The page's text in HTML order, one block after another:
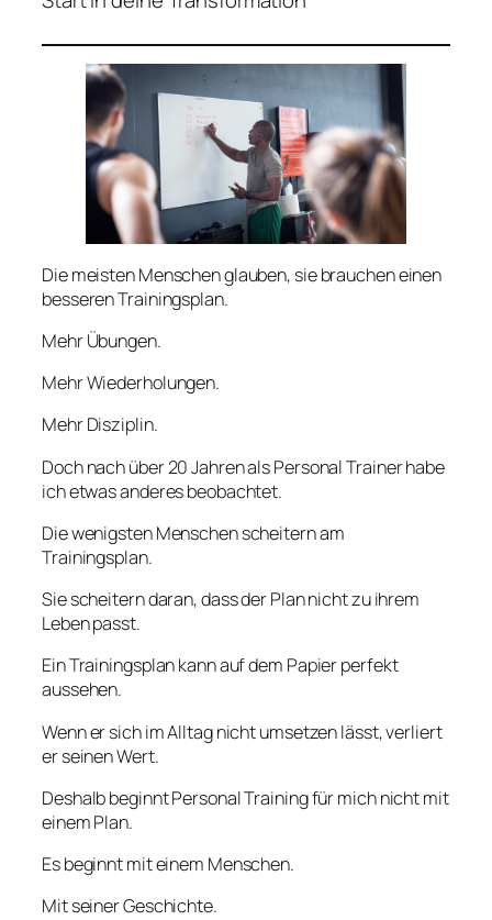
Die meisten Menschen glauben, sie brauchen einen
besseren Trainingsplan.
Mehr Übungen.
Mehr Wiederholungen.
Mehr Disziplin.
Doch nach über 20 Jahren als Personal Trainer habe
ich etwas anderes beobachtet.
Die wenigsten Menschen scheitern am
Trainingsplan.
Sie scheitern daran, dass der Plan nicht zu ihrem
Leben passt.
Ein Trainingsplan kann auf dem Papier perfekt
aussehen.
Wenn er sich im Alltag nicht umsetzen lässt, verliert
er seinen Wert.
Deshalb beginnt Personal Training für mich nicht mit
einem Plan.
Es beginnt mit einem Menschen.
Mit seiner Geschichte.